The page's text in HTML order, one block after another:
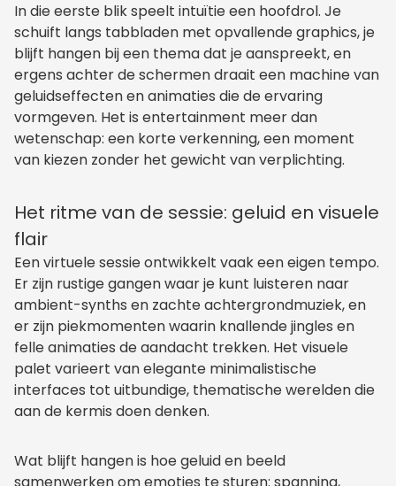
In die eerste blik speelt intuïtie een hoofdrol. Je
schuift langs tabbladen met opvallende graphics, je
blijft hangen bij een thema dat je aanspreekt, en
ergens achter de schermen draait een machine van
geluidseffecten en animaties die de ervaring
vormgeven. Het is entertainment meer dan
wetenschap: een korte verkenning, een moment
van kiezen zonder het gewicht van verplichting.
Het ritme van de sessie: geluid en visuele
flair
Een virtuele sessie ontwikkelt vaak een eigen tempo.
Er zijn rustige gangen waar je kunt luisteren naar
ambient-synths en zachte achtergrondmuziek, en
er zijn piekmomenten waarin knallende jingles en
felle animaties de aandacht trekken. Het visuele
palet varieert van elegante minimalistische
interfaces tot uitbundige, thematische werelden die
aan de kermis doen denken.
Wat blijft hangen is hoe geluid en beeld